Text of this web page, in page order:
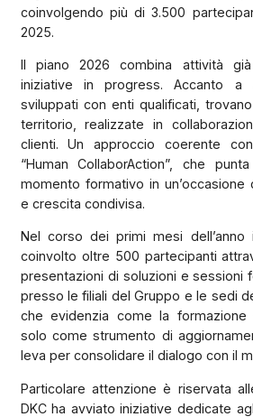
coinvolgendo più di 3.500
2025.
Il piano 2026 combina attività
iniziative in progress. Accanto a
sviluppati con enti qualificati,
territorio, realizzate in
clienti. Un approccio coerente
“Human CollaborAction”, che
momento formativo in
e crescita condivisa.
Nel corso dei primi mesi dell’anno
coinvolto oltre 500 partecipanti
presentazioni di soluzioni e sessioni
presso le filiali del Gruppo e le sedi
che evidenzia come la formazione
solo come strumento di
leva per consolidare il dialogo con il
Particolare attenzione è riservata
DKC ha avviato iniziative dedicate